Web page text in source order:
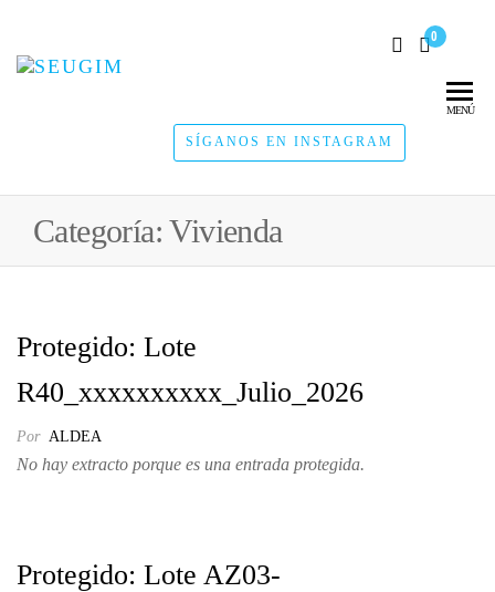
0
SÍGANOS EN INSTAGRAM
MENÚ
Categoría:Vivienda
Protegido: Lote
R40_xxxxxxxxxx_Julio_2026
Por ALDEA
No hay extracto porque es una entrada protegida.
Protegido: Lote AZ03-